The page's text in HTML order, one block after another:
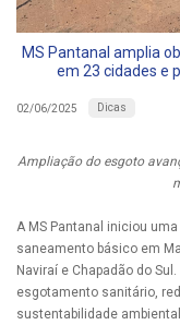
MS Pantanal amplia
em 23 cidades e
02/06/2025 Dicas
Ampliação do esgoto
A MS Pantanal iniciou
saneamento básico em
Naviraí e Chapadão do
esgotamento sanitário,
sustentabilidade